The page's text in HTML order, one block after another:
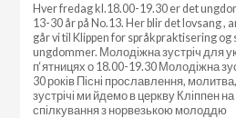
Hver fredag kl.18.00-19.30 er det
13-30 år på No.13. Her blir det lovsang ,
går vi til Klippen for språkpraktisering
ungdommer. Молодіжна зустріч для
п‘ятницях о 18.00-19.30 Молодіжна
30 років Пісні прославлення,
зустрічі ми йдемо в церкву Кліппен
спілкування з норвезькою молоддю